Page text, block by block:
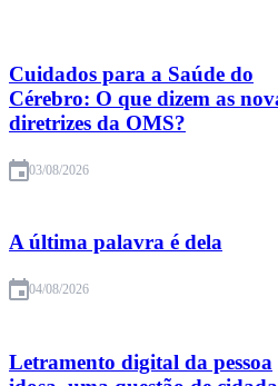
Cuidados para a Saúde do
Cérebro: O que dizem as
diretrizes da OMS?
03/08/2026
A última palavra é dela
04/08/2026
Letramento digital da pessoa